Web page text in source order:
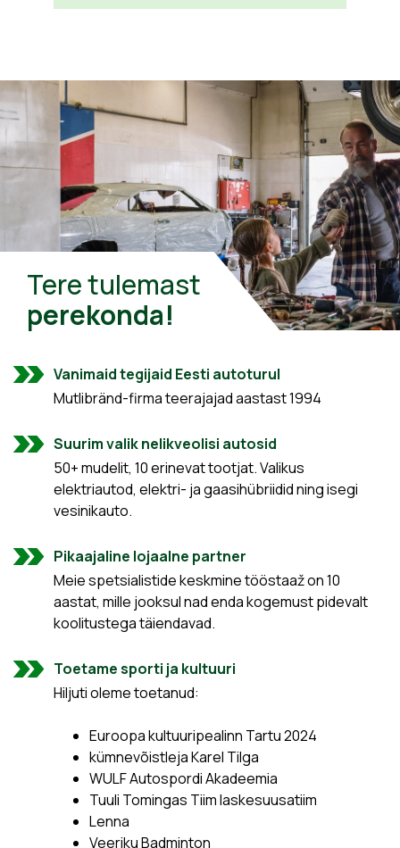
Tere tulemast
perekonda!
Vanimaid tegijaid Eesti autoturul
Mutlibränd-firma teerajajad aastast 1994
Suurim valik nelikveolisi autosid
50+ mudelit, 10 erinevat tootjat. Valikus
elektriautod, elektri- ja gaasihübriidid ning isegi
vesinikauto.
Pikaajaline lojaalne partner
Meie spetsialistide keskmine tööstaaž on 10
aastat, mille jooksul nad enda kogemust pidevalt
koolitustega täiendavad.
Toetame sporti ja kultuuri
Hiljuti oleme toetanud:
Euroopa kultuuripealinn Tartu 2024
kümnevõistleja Karel Tilga
WULF Autospordi Akadeemia
Tuuli Tomingas Tiim laskesuusatiim
Lenna
Veeriku Badminton